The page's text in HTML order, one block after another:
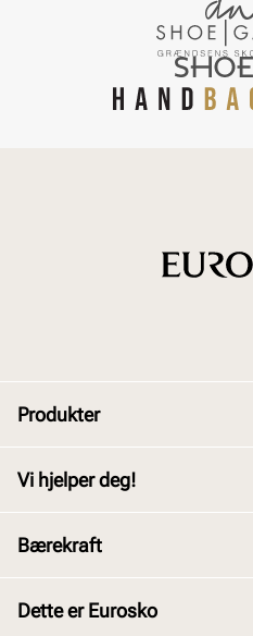
Produkter
Barn
Vi hjelper deg!
Kjøpsbetingelser
Bærekraft
Dette er Eurosko